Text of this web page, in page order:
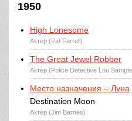
1950
High Lonesome
Актер (Pat Farrell)
The Great Jewel Robber
Актер (Police Detective Lou
Место назначения – Луна
Destination Moon
Актер (Jim Barnes)